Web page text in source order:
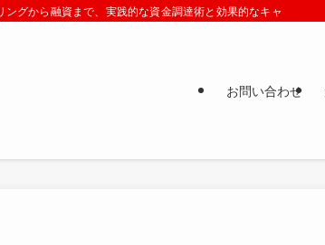
グから融資まで、実践的な資金調達術と効果的なキャッシュ
お問い合わせ